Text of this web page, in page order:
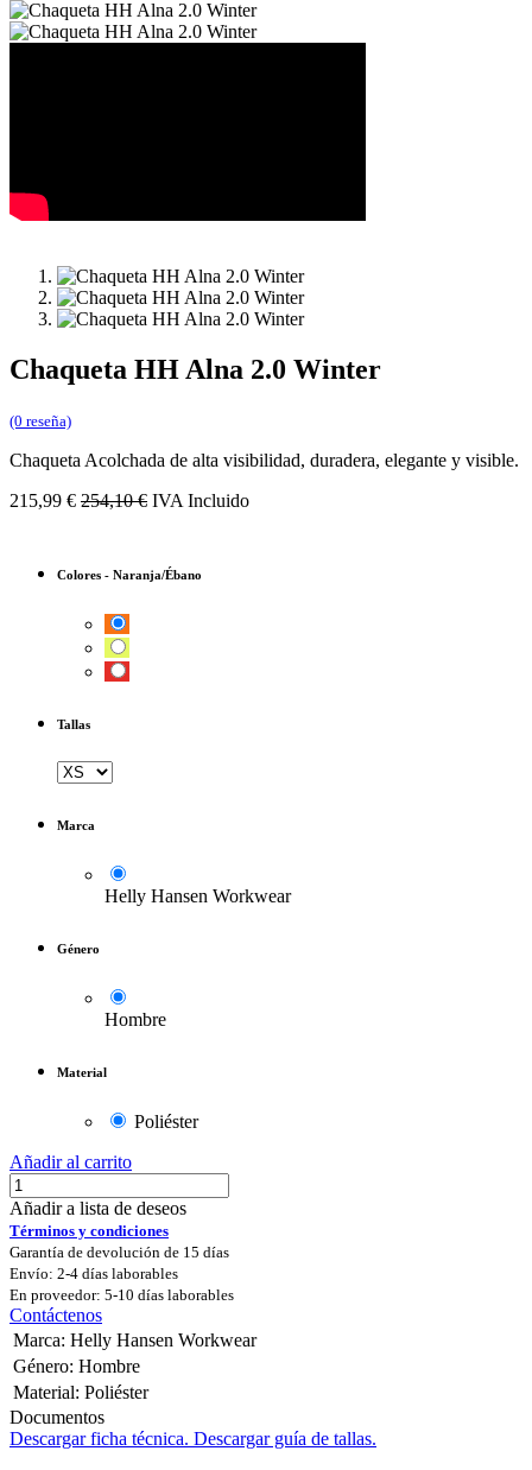
Chaqueta HH Alna 2.0 Winter
(0 reseña)
Chaqueta Acolchada de alta visibilidad, duradera, elegante y visible.
215,99 € 254,10€ IVA Incluido
Colores - Naranja/Ébano
Tallas
Marca
Helly Hansen Workwear
Género
Hombre
Material
Poliéster
Añadir al carrito
Añadir a lista de deseos
Términos y condiciones
Garantía de devolución de 15 días
Envío: 2-4 días laborables
En proveedor: 5-10 días laborables
Contáctenos
Marca: Helly Hansen Workwear
Género: Hombre
Material: Poliéster
Documentos
Descargar ficha técnica. Descargar guía de tallas.